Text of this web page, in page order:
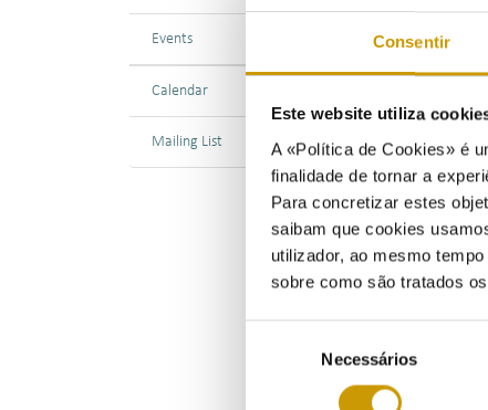
Consentir
Este website utiliza
A «Política de Cookies» é
finalidade de tornar a
Para concretizar estes
saibam que cookies
utilizador, ao mesmo
sobre como são tratados
consentimento
Necessários
Events
Calendar
Mailing List